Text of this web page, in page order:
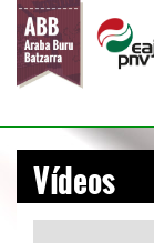
Vídeos